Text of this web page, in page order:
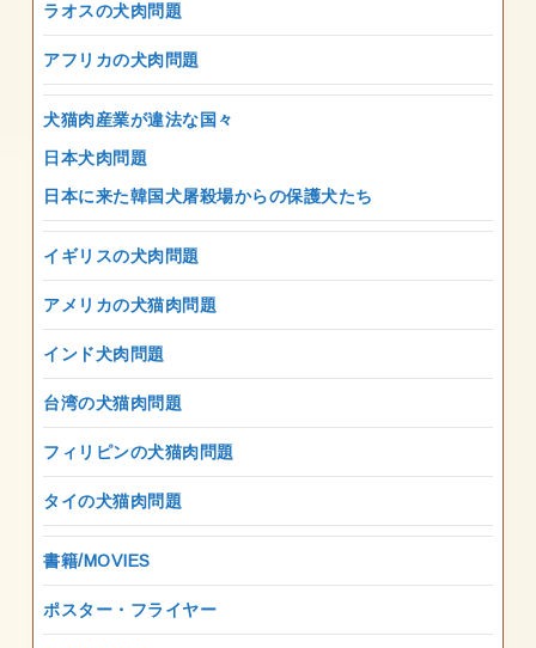
ラオスの犬肉問題
アフリカの犬肉問題
犬猫肉産業が違法な国々
日本犬肉問題
日本に来た韓国犬屠殺場からの保護犬たち
イギリスの犬肉問題
アメリカの犬猫肉問題
インド犬肉問題
台湾の犬猫肉問題
フィリピンの犬猫肉問題
タイの犬猫肉問題
書籍/MOVIES
ポスター・フライヤー